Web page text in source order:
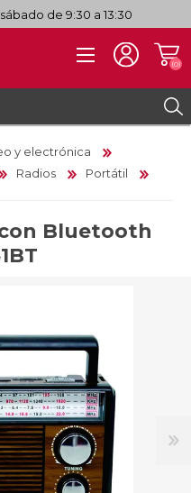
sábado de 9:30 a 13:30
(0)
y electrónica
Radios Portátil
Bluetooth